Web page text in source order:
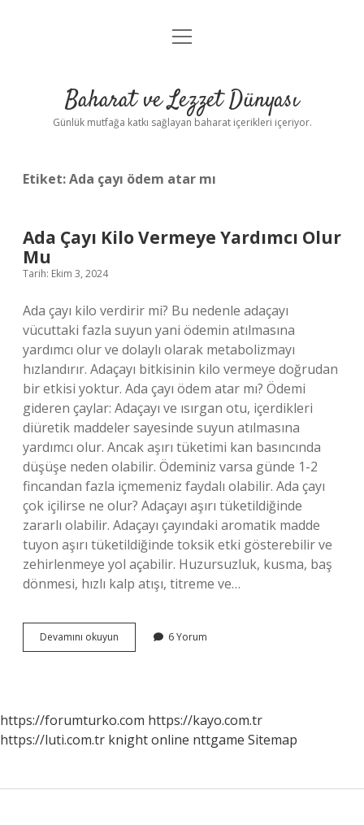
Anasayfa
Yasal Uyarı
menüyü
Baharat ve Lezzet Dünyası
Günlük mutfağa katkı sağlayan baharat içerikleri içeriyor.
Etiket:Ada çayı ödem atar mı
Ada Çayı Kilo Vermeye Yardımcı Olur
Mu
Tarih: Ekim 3, 2024
Ada çayı kilo verdirir mi? Bu nedenle adaçayı
vücuttaki fazla suyun yani ödemin atılmasına
yardımcı olur ve dolaylı olarak metabolizmayı
hızlandırır. Adaçayı bitkisinin kilo vermeye doğrudan
bir etkisi yoktur. Ada çayı ödem atar mı? Ödemi
gideren çaylar: Adaçayı ve ısırgan otu, içerdikleri
diüretik maddeler sayesinde suyun atılmasına
yardımcı olur. Ancak aşırı tüketimi kan basıncında
düşüşe neden olabilir. Ödeminiz varsa günde 1-2
fincandan fazla içmemeniz faydalı olabilir. Ada çayı
çok içilirse ne olur? Adaçayı aşırı tüketildiğinde
zararlı olabilir. Adaçayı çayındaki aromatik madde
tuyon aşırı tüketildiğinde toksik etki gösterebilir ve
zehirlenmeye yol açabilir. Huzursuzluk, kusma, baş
dönmesi, hızlı kalp atışı, titreme ve…
Devamını okuyun
Çayı
Mu
6 Yorum
https://forumturko.com https://kayo.com.tr
https://luti.com.tr knight online nttgame Sitemap